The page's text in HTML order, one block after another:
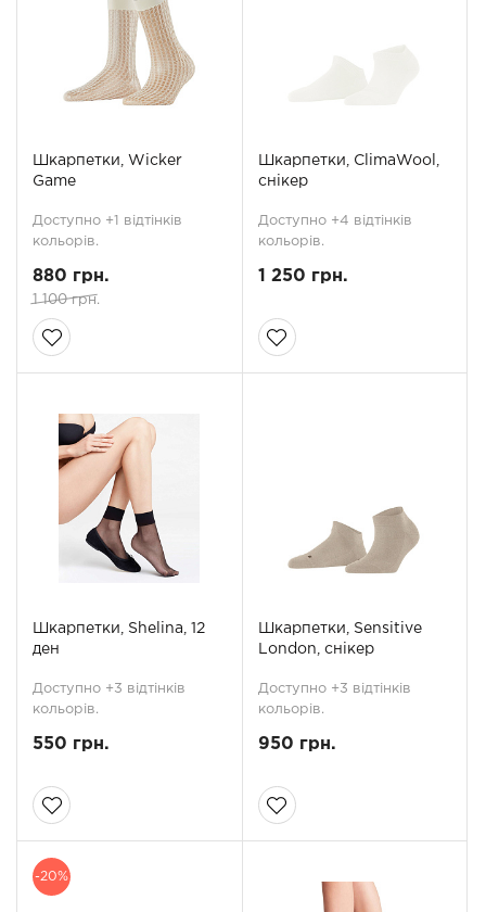
Шкарпетки, Wicker
Game
Доступно +1 відтінків
кольорів.
880 грн.
1 100 грн.
Шкарпетки, ClimaWool,
снікер
Доступно +4 відтінків
кольорів.
1 250 грн.
Шкарпетки, Shelina, 12
ден
Доступно +3 відтінків
кольорів.
550 грн.
Шкарпетки, Sensitive
London, снікер
Доступно +3 відтінків
кольорів.
950 грн.
-20%